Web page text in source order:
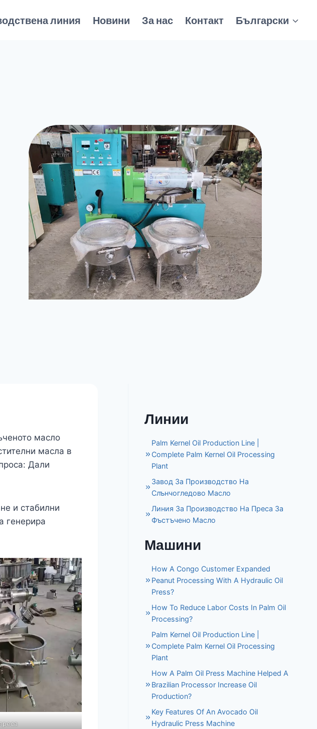
линия Новини За нас Контакт Български
масло
масла в
Дали
и стабилни
генерира
Линии
Palm Kernel Oil Production Line |
Complete Palm Kernel Oil Processing
Plant
Завод За Производство На
Слънчогледово Масло
Линия За Производство На Преса За
Фъстъчено Масло
Машини
How A Congo Customer Expanded
Peanut Processing With A Hydraulic Oil
Press?
How To Reduce Labor Costs In Palm Oil
Processing?
Palm Kernel Oil Production Line |
Complete Palm Kernel Oil Processing
Plant
How A Palm Oil Press Machine Helped A
Brazilian Processor Increase Oil
Production?
Key Features Of An Avocado Oil
Hydraulic Press Machine